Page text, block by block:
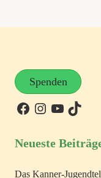
Spenden
Neueste
Das Kanner-